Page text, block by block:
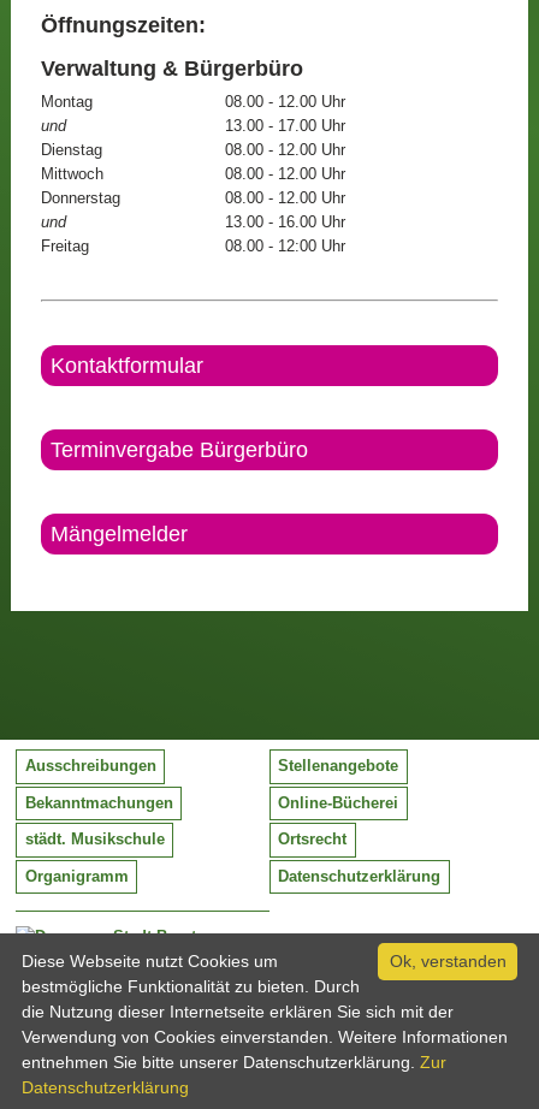
Öffnungszeiten:
Verwaltung & Bürgerbüro
Montag
08.00 - 12.00 Uhr
und
13.00 - 17.00 Uhr
Dienstag
08.00 - 12.00 Uhr
Mittwoch
08.00 - 12.00 Uhr
Donnerstag
08.00 - 12.00 Uhr
und
13.00 - 16.00 Uhr
Freitag
08.00 - 12:00 Uhr
Kontaktformular
Terminvergabe Bürgerbüro
Mängelmelder
Stadt Barntrup
Mittelstraße 38
32683 Barntrup
Tel:
Email:
05263 / 409-0
info@barntrup.de
Ausschreibungen Stellenangebote
Bekanntmachungen Online-Bücherei
städt. Musikschule Ortsrecht
Organigramm Datenschutzerklärung
Ok, verstanden
Diese Webseite nutzt Cookies um
bestmögliche Funktionalität zu bieten. Durch
die Nutzung dieser Internetseite erklären Sie sich mit der
Verwendung von Cookies einverstanden. Weitere Informationen
entnehmen Sie bitte unserer Datenschutzerklärung. Zur
Datenschutzerklärung